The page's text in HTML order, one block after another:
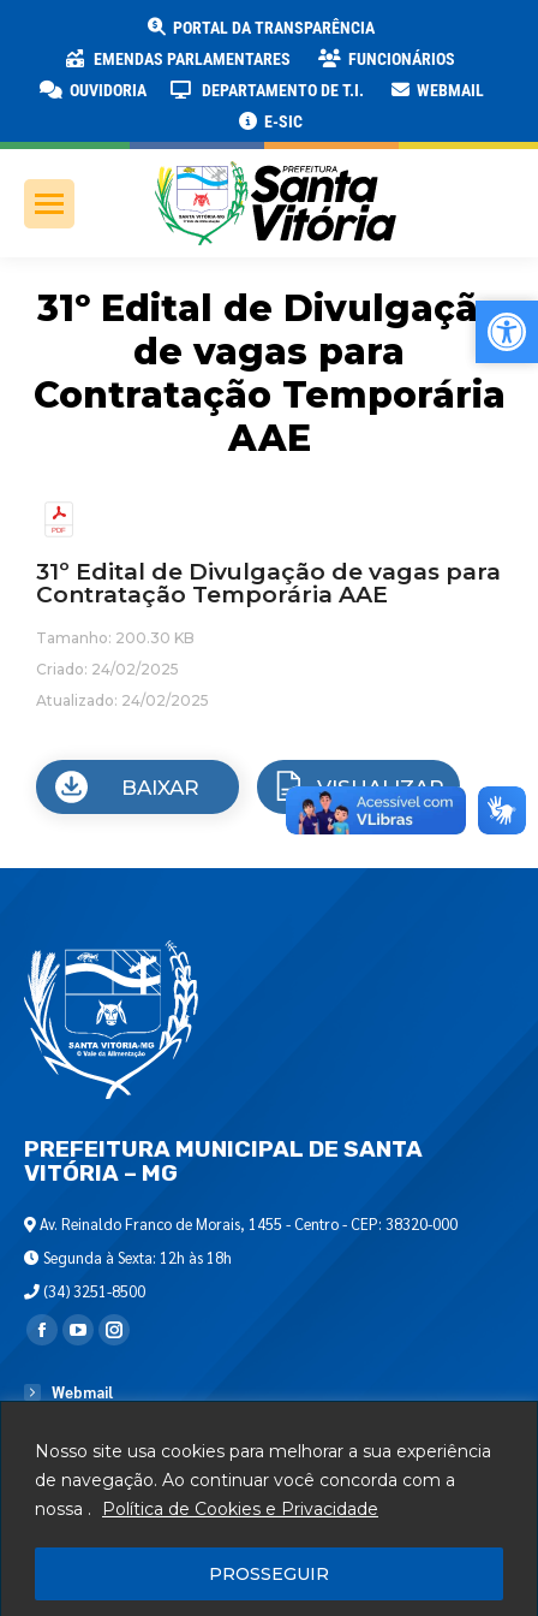
Nosso site usa cookies para melhorar a sua experiência
de navegação. Ao continuar você concorda com a
nossa .
Política de Cookies e Privacidade
PROSSEGUIR
PORTAL DA TRANSPARÊNCIA
EMENDAS PARLAMENTARES
FUNCIONÁRIOS
OUVIDORIA
DEPARTAMENTO DE T.I.
WEBMAIL
E-SIC
31º Edital de Divulgação
de vagas para
Contratação Temporária
AAE
31º Edital de Divulgação de vagas para
Contratação Temporária AAE
Tamanho: 200.30 KB
Criado: 24/02/2025
Atualizado: 24/02/2025
BAIXAR VISUALIZAR
PREFEITURA MUNICIPAL DE SANTA
VITÓRIA – MG
Av. Reinaldo Franco de Morais, 1455 - Centro - CEP: 38320-000
Segunda à Sexta: 12h às 18h
(34) 3251-8500
Encontre-nos em:
Webmail
Serviços
Telefones Úteis